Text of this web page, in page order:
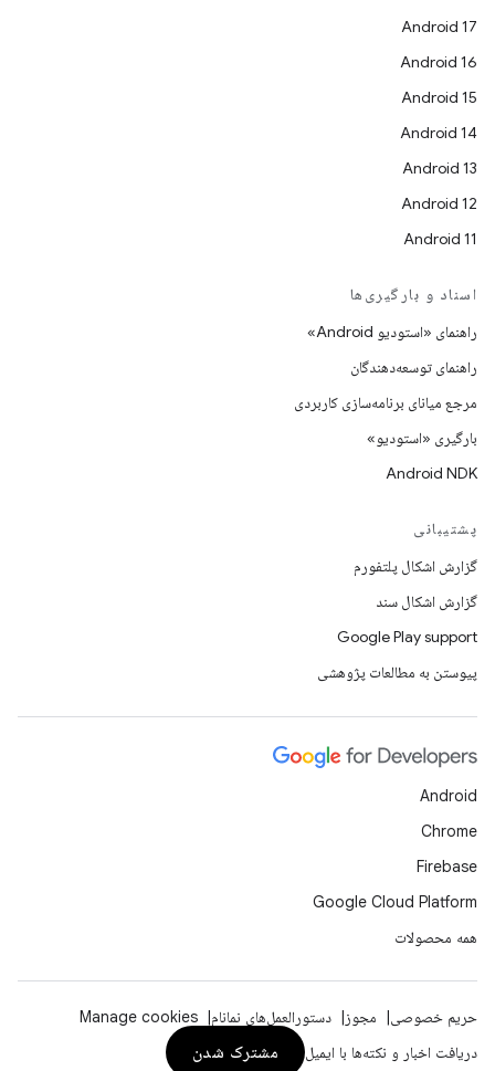
Android 17
Android 16
Android 15
Android 14
Android 13
Android 12
Android 11
اسناد و بارگیری‌ها
راهنمای «استودیو Android»
راهنمای توسعه‌دهندگان
مرجع میانای برنامه‌سازی کاربردی
بارگیری «استودیو»
Android NDK
پشتیبانی
گزارش اشکال پلتفورم
گزارش اشکال سند
Google Play support
پیوستن به مطالعات پژوهشی
Android
Chrome
Firebase
Google Cloud Platform
همه محصولات
حریم خصوصی مجوز دستورالعمل‌های نمانام
Manage cookies
دریافت اخبار و نکته‌ها با ایمیل
مشترک شدن